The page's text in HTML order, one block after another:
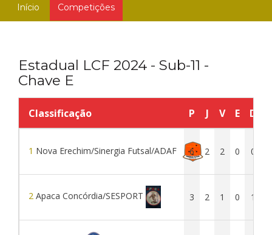
Início Competições
Estadual LCF 2024 - Sub-11 -
Chave E
Classificação P J V E D
1 Nova Erechim/Sinergia Futsal/ADAF 6 2 2 0 0
2 Apaca Concórdia/SESPORT 3 2 1 0 1